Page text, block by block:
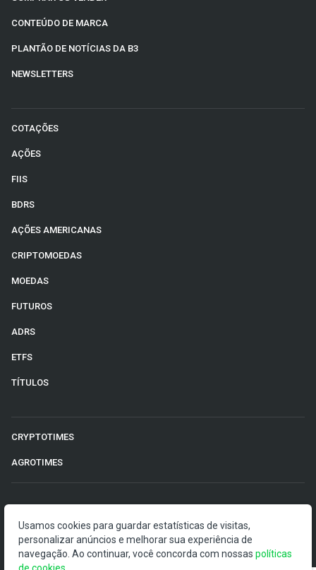
CONTEÚDO DE MARCA
PLANTÃO DE NOTÍCIAS DA B3
NEWSLETTERS
COTAÇÕES
AÇÕES
FIIS
BDRS
AÇÕES AMERICANAS
CRIPTOMOEDAS
MOEDAS
FUTUROS
ADRS
ETFS
TÍTULOS
CRYPTOTIMES
AGROTIMES
O Money Times publica matérias de cunho jornalístico, que
visam a democratização da informação. Nossas
Usamos cookies para guardar estatísticas de visitas,
personalizar anúncios e melhorar sua experiência de
navegação. Ao continuar, você concorda com nossas políticas